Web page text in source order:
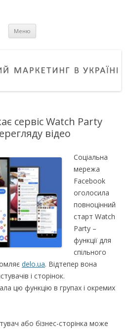
Меню
сервіс Watch Party
відео
Соціальна
мережа
Facebook
оголосила
повноцінний
старт Watch
Party –
функції для
спільного
delo.ua. Відтепер вона
і сторінок.
цю функцію в групах і окремих
або бізнес-сторінка може